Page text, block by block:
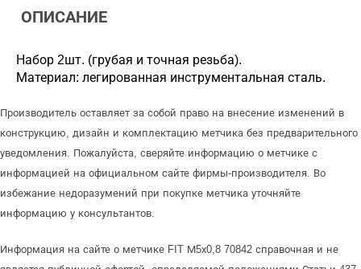
ОПИСАНИЕ
Набор 2шт. (грубая и точная резьба).
Материал: легированная инструментальная сталь.
Производитель оставляет за собой право на внесение изменений в
конструкцию, дизайн и комплектацию метчика без предварительного
уведомления. Пожалуйста, сверяйте информацию о метчике с
информацией на официальном сайте фирмы-производителя. Во
избежание недоразумений при покупке метчика уточняйте
информацию у консультантов.
Информация на сайте о метчике FIT М5х0,8 70842 справочная и не